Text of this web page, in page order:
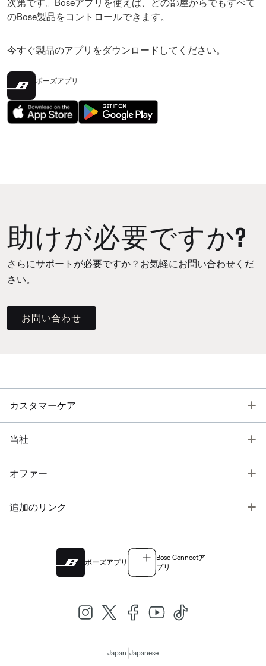
次第です。Boseアプリを使えば、どの部屋からでもすべて
のBose製品をコントロールできます。
今すぐ製品のアプリをダウンロードしてください。
ボーズアプリ
助けが必要ですか?
さらにサポートが必要ですか？お気軽にお問い合わせくだ
さい。
お問い合わせ
カスタマーケア
当社
オファー
追加のリンク
ボーズアプリ
Bose Connectア
プリ
Japan Japanese